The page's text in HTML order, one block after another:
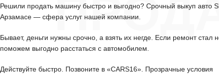
Решили продать машину быстро и выгодно? Срочный выкуп авто
Арзамасе — сфера услуг нашей компании.
Бывает, деньги нужны срочно, а взять их негде. Если ремонт стал
поможем выгодно расстаться с автомобилем.
Действуйте быстро. Позвоните в «CARS16». Прозрачные условия